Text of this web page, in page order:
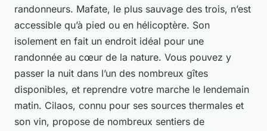
randonneurs. Mafate, le plus sauvage des trois, n’est
accessible qu’à pied ou en hélicoptère. Son
isolement en fait un endroit idéal pour une
randonnée au cœur de la nature. Vous pouvez y
passer la nuit dans l’un des nombreux gîtes
disponibles, et reprendre votre marche le lendemain
matin. Cilaos, connu pour ses sources thermales et
son vin, propose de nombreux sentiers de